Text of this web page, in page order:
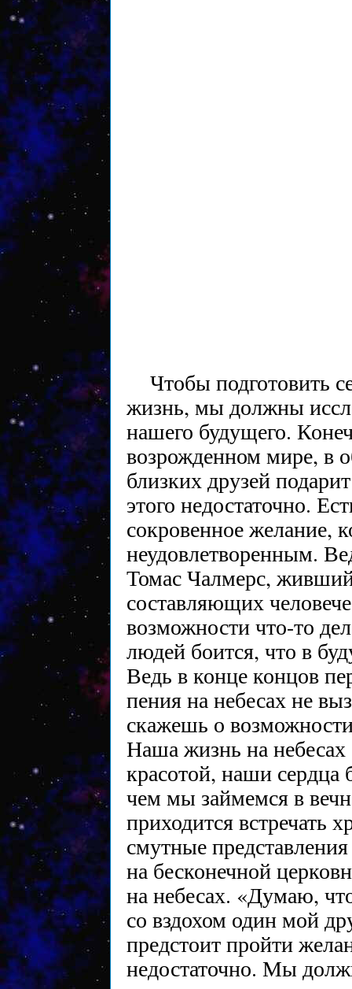
Чтобы подготовить
жизнь, мы должны
нашего будущего.
возрожденном мире, в
близких друзей
этого недостаточно.
сокровенное желание,
неудовлетворенным.
Томас Чалмерс,
составляющих
возможности что-то
людей боится, что в
Ведь в конце концов
пения на небесах не
скажешь о
Наша жизнь на
красотой, наши
чем мы займемся в
приходится встречать
смутные
на бесконечной
на небесах. «Думаю,
со вздохом один мой
предстоит пройти
недостаточно. Мы